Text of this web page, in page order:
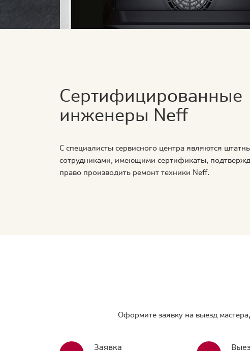
Сертифицированные
инженеры Neff
С специалисты сервисного центра являются
сотрудниками, имеющими сертификаты,
право производить ремонт техники Neff.
Оформите заявку на выезд
Заявка